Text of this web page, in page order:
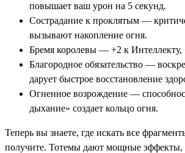
повышает ваш урон на 5 секунд.
Сострадание к проклятым —
вызывают накопление огня.
Бремя королевы — +2 к
Благородное обязательство —
дарует быстрое восстановление
Огненное возрождение —
дыхание» создает кольцо огня.
Теперь вы знаете, где искать все
получите. Тотемы дают мощные эффекты,